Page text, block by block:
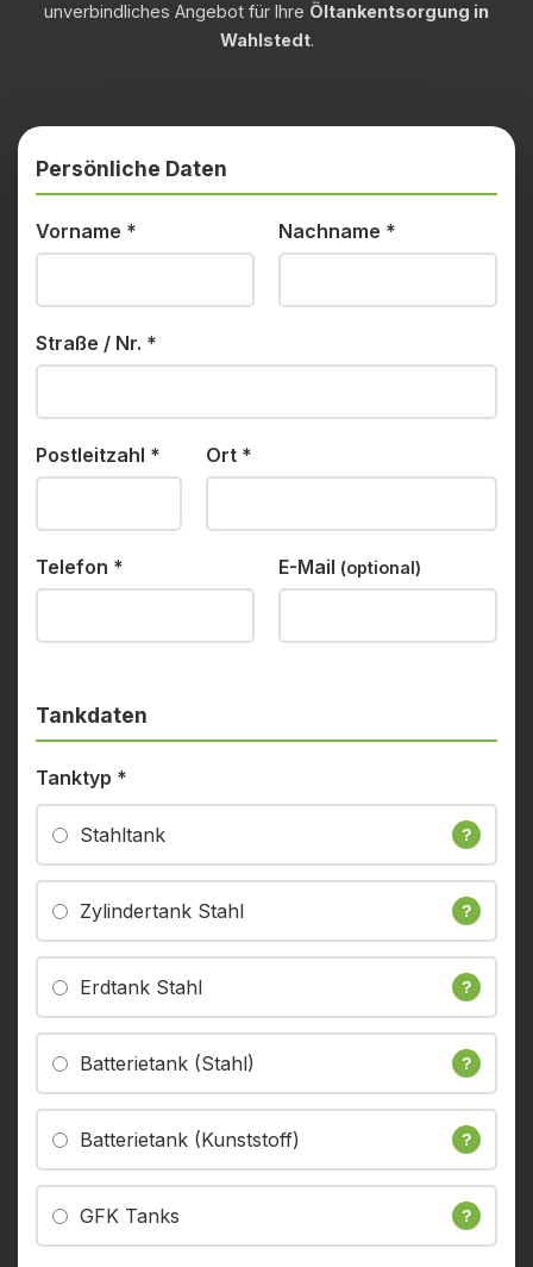
unverbindliches Angebot für Ihre Öltankentsorgung in
Wahlstedt.
Persönliche Daten
Vorname * Nachname *
Straße / Nr. *
Postleitzahl * Ort *
Telefon * E-Mail (optional)
Tankdaten
Tanktyp *
Stahltank ?
Zylindertank Stahl ?
Erdtank Stahl ?
Batterietank (Stahl) ?
Batterietank (Kunststoff) ?
GFK Tanks ?